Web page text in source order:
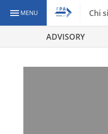
MENU Chi
ADVISORY